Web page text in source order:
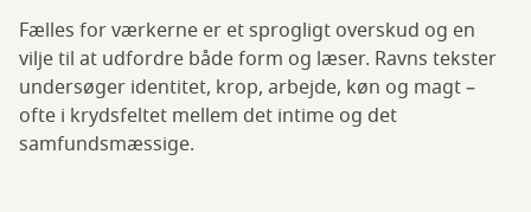
Fælles for værkerne er et sprogligt overskud og en
vilje til at udfordre både form og læser. Ravns tekster
undersøger identitet, krop, arbejde, køn og magt –
ofte i krydsfeltet mellem det intime og det
samfundsmæssige.